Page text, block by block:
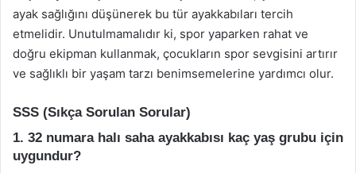
ayak sağlığını düşünerek bu tür ayakkabıları tercih
etmelidir. Unutulmamalıdır ki, spor yaparken rahat ve
doğru ekipman kullanmak, çocukların spor sevgisini artırır
ve sağlıklı bir yaşam tarzı benimsemelerine yardımcı olur.
SSS (Sıkça Sorulan Sorular)
1. 32 numara halı saha ayakkabısı kaç yaş grubu için
uygundur?